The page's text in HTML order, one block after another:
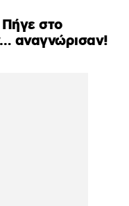
στο
αναγνώρισαν!